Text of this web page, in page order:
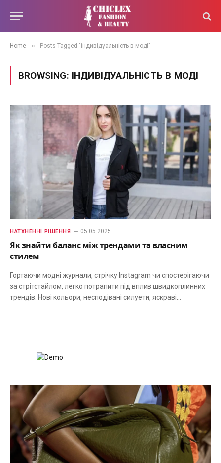
Home » Posts Tagged "індивідуальність в моді"
BROWSING: ІНДИВІДУАЛЬНІСТЬ В МОДІ
НАТХНЕННІ РІШЕННЯ 05.05.2025
Як знайти баланс між трендами та власним
стилем
Гортаючи модні журнали, стрічку Instagram чи спостерігаючи
за стрітстайлом, легко потрапити під вплив швидкоплинних
трендів. Нові кольори, несподівані силуети, яскраві…